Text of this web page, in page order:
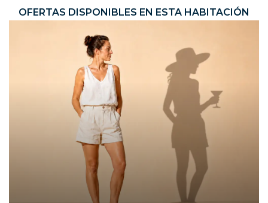
OFERTAS DISPONIBLES EN ESTA HABITACIÓN